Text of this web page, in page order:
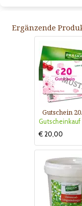
Ergänzende
Gutschein
€ 20,00